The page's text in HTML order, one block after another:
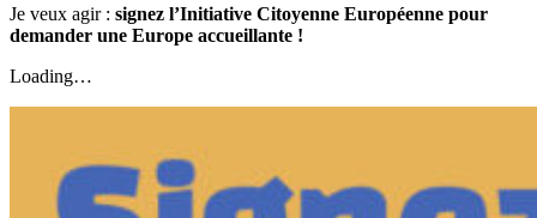
Je veux agir : signez l’Initiative Citoyenne Européenne pour
demander une Europe accueillante !
Loading…